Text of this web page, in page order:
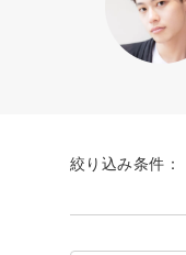
絞り込み条件：